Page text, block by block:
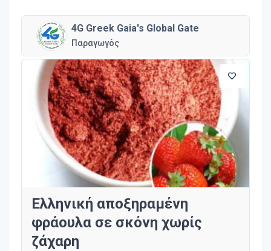
4G Greek Gaia's Global Gate
Παραγωγός
Ελληνική αποξηραμένη
φράουλα σε σκόνη χωρίς
ζάχαρη